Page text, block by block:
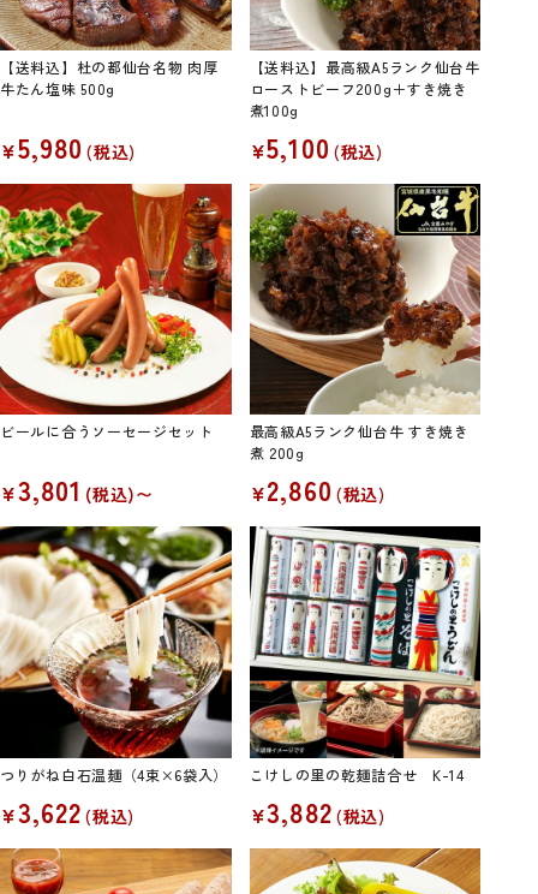
【送料込】杜の都仙台名物 肉厚
牛たん塩味 500g
¥5,980 税込
【送料込】最高級A5ランク仙台牛
ローストビーフ200g＋すき焼き
煮100g
¥5,100 税込
ビールに合うソーセージセット
¥3,801 税込 〜
最高級A5ランク仙台牛 すき焼き
煮 200g
¥2,860 税込
つりがね白石温麺（4束×6袋入）
¥3,622 税込
こけしの里の乾麺詰合せ K-14
¥3,882 税込